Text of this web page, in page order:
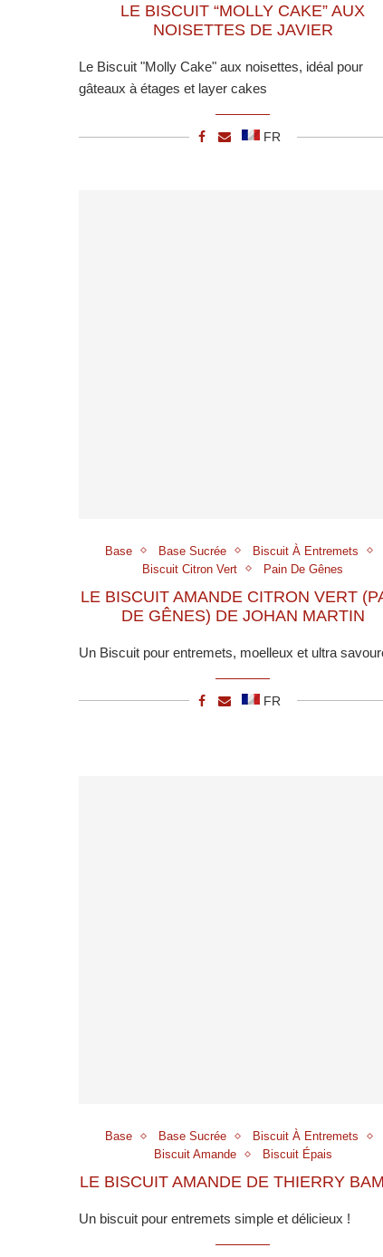
LE BISCUIT “MOLLY CAKE” AUX
NOISETTES DE JAVIER
Le Biscuit "Molly Cake" aux noisettes, idéal pour
gâteaux à étages et layer cakes
FR
Base Base Sucrée
Biscuit À Entremets
Biscuit Citron Vert
Pain De Gênes
LE BISCUIT AMANDE CITRON VERT
DE GÊNES) DE JOHAN MARTIN
Un Biscuit pour entremets, moelleux et ultra
FR
Base Base Sucrée
Biscuit À Entremets
Biscuit Amande
Biscuit Épais
LE BISCUIT AMANDE DE THIERRY
Un biscuit pour entremets simple et délicieux !